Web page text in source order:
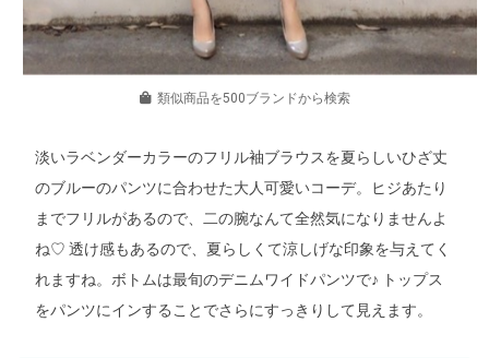
類似商品を500ブランドから検索
淡いラベンダーカラーのフリル袖ブラウスを夏らしいひざ丈
のブルーのパンツに合わせた大人可愛いコーデ。ヒジあたり
までフリルがあるので、二の腕なんて全然気になりませんよ
ね♡ 透け感もあるので、夏らしくて涼しげな印象を与えてく
れますね。ボトムは最旬のデニムワイドパンツで♪ トップス
をパンツにインすることでさらにすっきりして見えます。